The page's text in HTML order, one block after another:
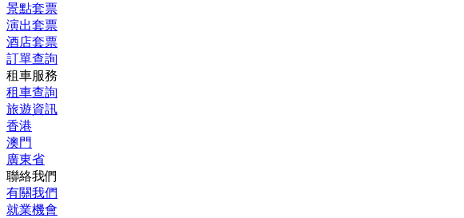
景點套票
演出套票
酒店套票
訂單查詢
租車服務
租車查詢
旅遊資訊
香港
澳門
廣東省
聯絡我們
有關我們
就業機會